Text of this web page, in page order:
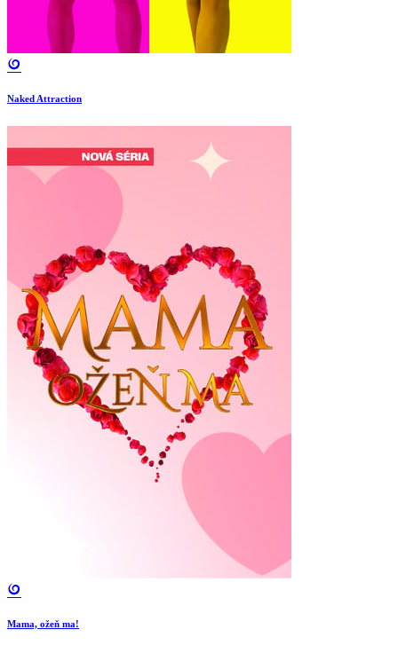
Naked Attraction
Mama, ožeň ma!